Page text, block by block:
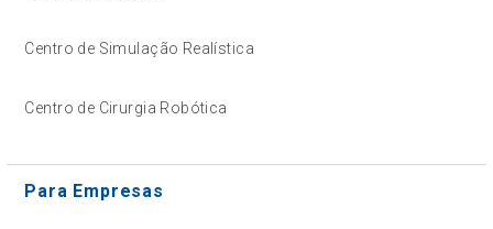
Centro de Simulação Realística
Centro de Cirurgia Robótica
Para Empresas